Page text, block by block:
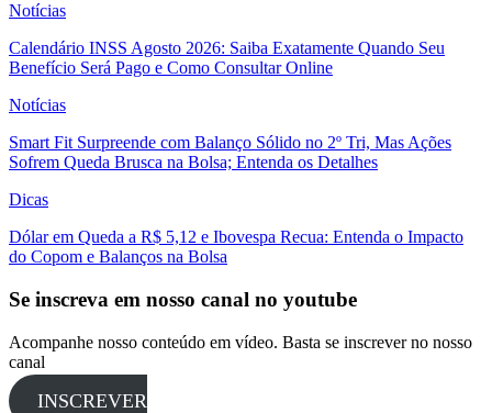
Notícias
Calendário INSS Agosto 2026: Saiba Exatamente Quando Seu
Benefício Será Pago e Como Consultar Online
Notícias
Smart Fit Surpreende com Balanço Sólido no 2º Tri, Mas Ações
Sofrem Queda Brusca na Bolsa; Entenda os Detalhes
Dicas
Dólar em Queda a R$ 5,12 e Ibovespa Recua: Entenda o Impacto
do Copom e Balanços na Bolsa
Se inscreva em nosso canal no youtube
Acompanhe nosso conteúdo em vídeo. Basta se inscrever no nosso
canal
INSCREVER